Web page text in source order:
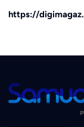
https://